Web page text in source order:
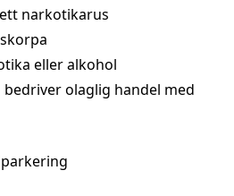
narkotikarus
skorpa
eller alkohol
olaglig handel med